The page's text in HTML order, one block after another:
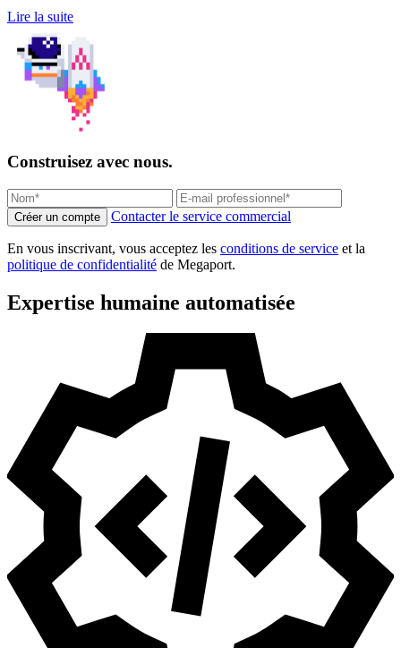
Lire la suite
Construisez avec nous.
Créer un compte Contacter le service commercial
En vous inscrivant, vous acceptez les conditions de service et la
politique de confidentialité de Megaport.
Expertise humaine automatisée